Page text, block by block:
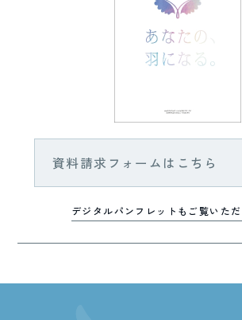
資料請求フォームはこちら
デジタルパンフレットもご覧いただ